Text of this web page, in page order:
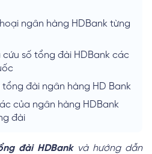
ngân hàng HDBank từng
số tổng đài HDBank các
tổng đài ngân hàng HD Bank
của ngân hàng HDBank
đài
đài HDBankvà hướng dẫn